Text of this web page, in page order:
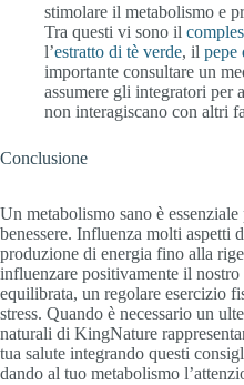
stimolare il metabolismo e
Tra questi vi sono il
l’estratto di tè verde, il pepe
importante consultare un
assumere gli integratori per
non interagiscano con altri
Conclusione
Un metabolismo sano è
benessere. Influenza molti aspetti
produzione di energia fino alla
influenzare positivamente il
equilibrata, un regolare esercizio
stress. Quando è necessario un
naturali di KingNature
tua salute integrando questi
dando al tuo metabolismo